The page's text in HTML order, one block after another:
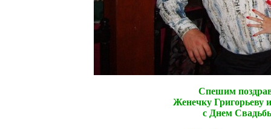
Спешим
Женечку Григорьеву
с Днем